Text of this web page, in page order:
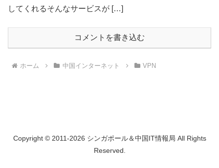
してくれるそんなサービスが […]
コメントを書き込む
ホーム 中国インターネット VPN
Copyright © 2011-2026 シンガポール＆中国IT情報局 All Rights
Reserved.